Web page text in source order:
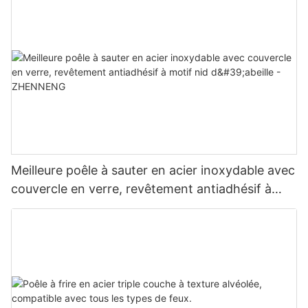
Meilleure poêle à sauter en acier inoxydable avec
couvercle en verre, revêtement antiadhésif à
motif nid d'abeille - ZHENNENG